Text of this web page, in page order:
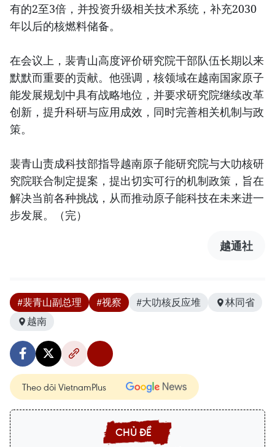
有的2至3倍，并投资升级相关技术系统，补充2030
年以后的核燃料储备。
在会议上，裴青山高度评价研究院干部队伍长期以来
默默而重要的贡献。他强调，核领域在越南国家原子
能发展规划中具有战略地位，并要求研究院继续改革
创新，提升科研与应用成效，同时完善相关机制与政
策。
裴青山责成科技部指导越南原子能研究院与大叻核研
究院联合制定提案，提出切实可行的机制政策，旨在
解决当前各种挑战，从而推动原子能科技在未来进一
步发展。（完）
越通社
#裴青山副总理 #视察 #大叻核反应堆
林同省
越南
Theo dõi VietnamPlus